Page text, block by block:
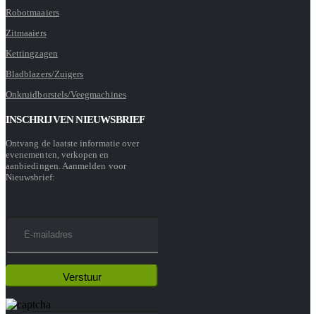
Robotmaaiers
Zitmaaiers
Kettingzagen
Bladblazers/Zuigers
Onkruidborstels/Veegmachines
INSCHRIJVEN NIEUWSBRIEF
Ontvang de laatste informatie over
evenementen, verkopen en
aanbiedingen. Aanmelden voor
Nieuwsbrief: